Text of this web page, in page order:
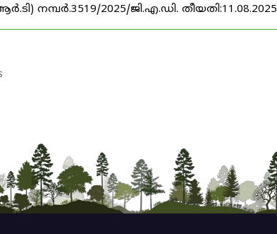
നമ്പർ.3519/2025/ജി.എ.ഡി. തീയതി:11.08.2025